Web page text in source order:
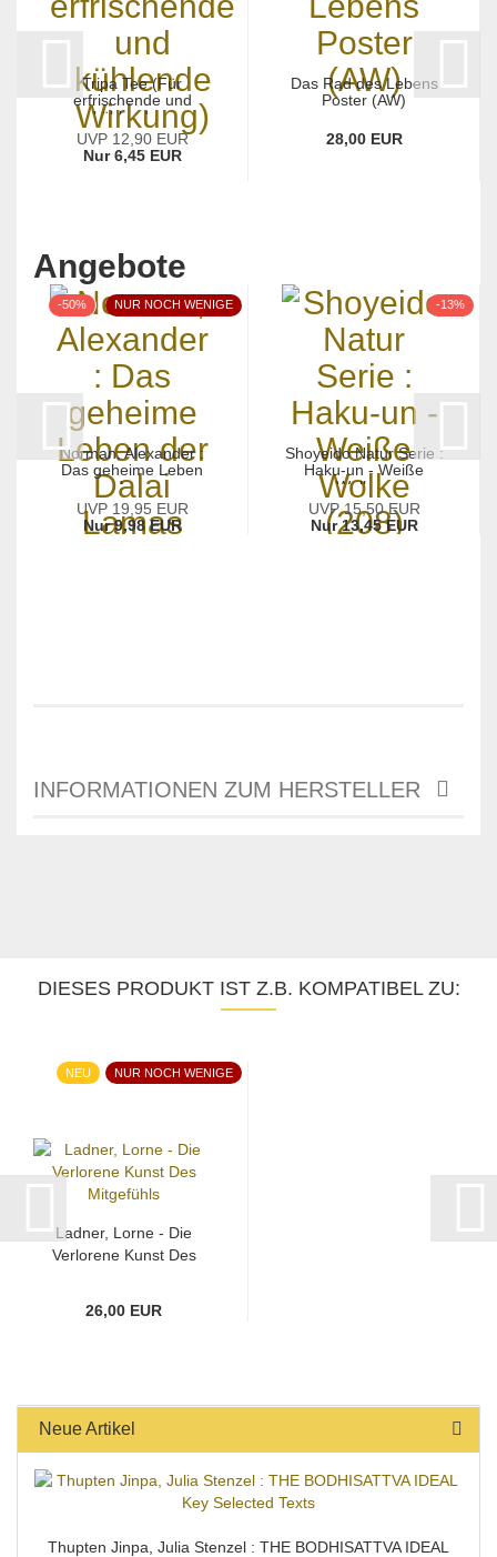
Tripa Tee (Für
erfrischende und
kühlende...
UVP 12,90 EUR
Nur 6,45 EUR
Das Rad des Lebens
Poster (AW)
28,00 EUR
Angebote
-50% NUR NOCH WENIGE
Norman, Alexander :
Das geheime Leben
der...
UVP 19,95 EUR
Nur 9,98 EUR
-13%
Shoyeido Natur Serie :
Haku-un - Weiße
Wolke...
UVP 15,50 EUR
Nur 13,45 EUR
INFORMATIONEN ZUM HERSTELLER
DIESES PRODUKT IST Z.B. KOMPATIBEL ZU:
NEU NUR NOCH WENIGE
Ladner, Lorne - Die
Verlorene Kunst Des
26,00 EUR
Neue Artikel
Thupten Jinpa, Julia Stenzel : THE BODHISATTVA IDEAL